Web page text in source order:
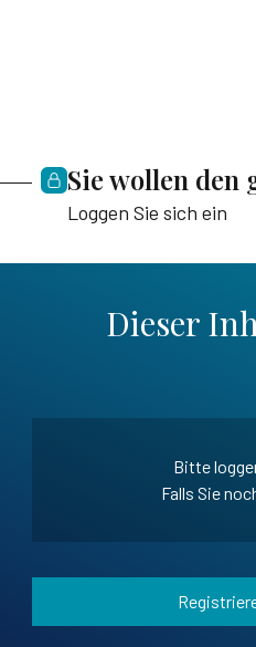
Sie wollen den
Loggen Sie sich ein
Dieser
Bitte
Falls Sie